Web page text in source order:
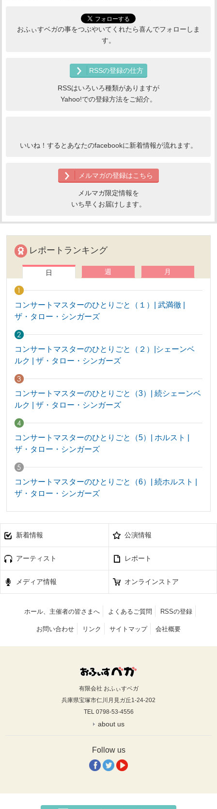
おふぃすベガの事をつぶやいてくれたら喜んでフォローしま
す。
RSSの登録の仕方
RSSはいろいろ種類がありますが
Yahoo!での登録方法をご紹介。
いいね！するとあなたのfacebookに新着情報が流れます。
メルマガの登録はこちら
メルマガ限定情報を
いち早くお届けします。
レポートランキング
日 週 月
コンサートマスターのひとりごと（１）| 武満徹 |
ザ・タロー・シンガーズ
コンサートマスターのひとりごと（２）|シェーンベ
ルク | ザ・タロー・シンガーズ
コンサートマスターのひとりごと（3）| 続シェーンベ
ルク | ザ・タロー・シンガーズ
コンサートマスターのひとりごと（5）| ホルスト |
ザ・タロー・シンガーズ
コンサートマスターのひとりごと（6）| 続ホルスト |
ザ・タロー・シンガーズ
新着情報 公演情報
アーティスト レポート
メディア情報 オンラインストア
ホール、主催者の皆さまへ よくあるご質問 RSSの登録
お問い合わせ リンク サイトマップ 会社概要
有限会社 おふぃすベガ
兵庫県宝塚市仁川月見ガ丘1-24-202
TEL 0798-53-4556
about us
Follow us